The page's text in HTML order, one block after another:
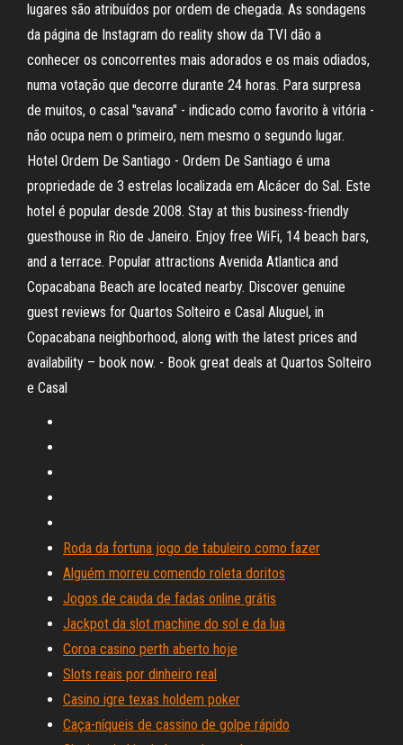
lugares são atribuídos por ordem de chegada. As sondagens
da página de Instagram do reality show da TVI dão a
conhecer os concorrentes mais adorados e os mais odiados,
numa votação que decorre durante 24 horas. Para surpresa
de muitos, o casal "savana" - indicado como favorito à vitória -
não ocupa nem o primeiro, nem mesmo o segundo lugar.
Hotel Ordem De Santiago - Ordem De Santiago é uma
propriedade de 3 estrelas localizada em Alcácer do Sal. Este
hotel é popular desde 2008. Stay at this business-friendly
guesthouse in Rio de Janeiro. Enjoy free WiFi, 14 beach bars,
and a terrace. Popular attractions Avenida Atlantica and
Copacabana Beach are located nearby. Discover genuine
guest reviews for Quartos Solteiro e Casal Aluguel, in
Copacabana neighborhood, along with the latest prices and
availability – book now. - Book great deals at Quartos Solteiro
e Casal
Roda da fortuna jogo de tabuleiro como fazer
Alguém morreu comendo roleta doritos
Jogos de cauda de fadas online grátis
Jackpot da slot machine do sol e da lua
Coroa casino perth aberto hoje
Slots reais por dinheiro real
Casino igre texas holdem poker
Caça-níqueis de cassino de golpe rápido